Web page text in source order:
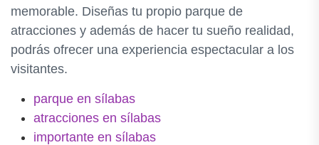
memorable. Diseñas tu propio parque de
atracciones y además de hacer tu sueño realidad,
podrás ofrecer una experiencia espectacular a los
visitantes.
parque en sílabas
atracciones en sílabas
importante en sílabas